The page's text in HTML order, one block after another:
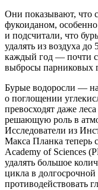
Они показывают, что
фукоиданом, особенно
и подсчитали, что
удалять из воздуха
каждый год — почти
выбросы парниковых
Бурые водоросли —
о поглощении
превосходят даже
решающую роль в
Исследователи из
Макса Планка теперь
Academy of Sciences
удалять большое
цикла в
противодействовать